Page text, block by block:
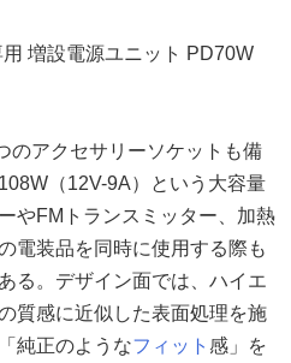
増設電源ユニット PD70W
のアクセサリーソケットも備
（12V-9A）という大容量
やFMトランスミッター、加熱
電装品を同時に使用する際も
る。デザイン面では、ハイエ
質感に近似した表面処理を施
純正のようなフィット 感」を